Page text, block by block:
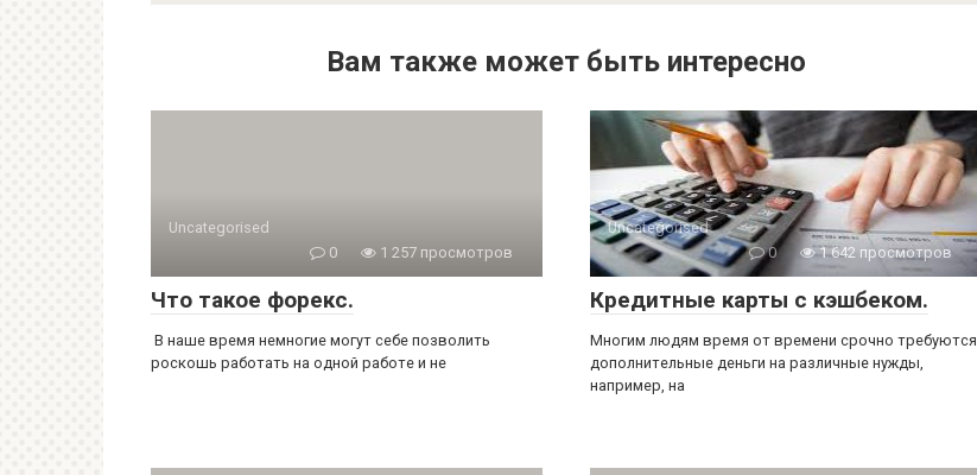
Вам также может быть интересно
Uncategorised
0
1 257 просмотров
Что такое форекс.
В наше время немногие могут себе позволить
роскошь работать на одной работе и не
Uncategorised
0
1 642 просмотров
Кредитные карты с кэшбеком.
Многим людям время от времени срочно требуются
дополнительные деньги на различные нужды,
например, на